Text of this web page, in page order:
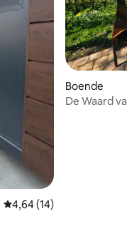
4,64 av 5 i genomsnittligt
4,64 (14)
Boende
De Waard